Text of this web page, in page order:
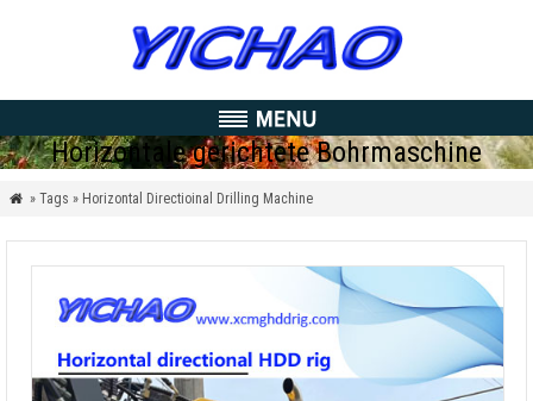
Horizontale gerichtete Bohrmaschine
 » Tags » Horizontal Directioinal Drilling Machine